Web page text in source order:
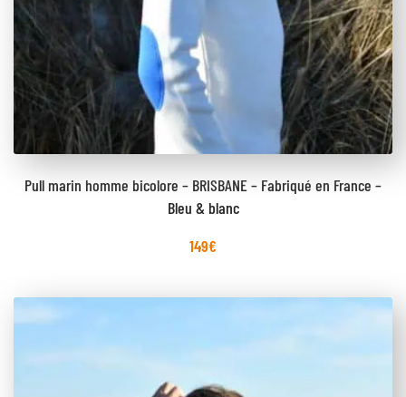
Pull marin homme bicolore – BRISBANE – Fabriqué en France –
Bleu & blanc
149€